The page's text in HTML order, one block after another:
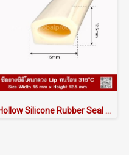
Hollow Silicone Rubber Seal with Lip | Heat Resistant to 315°C | AlphaSeals® | 15×12.5mm 50M/Roll | FDA RoHS Certified